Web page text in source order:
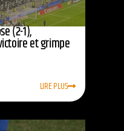
(2-1),
et grimpe
LIRE PLUS